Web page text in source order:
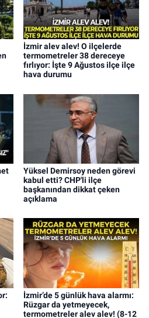
İzmir alev alev! O ilçelerde
termometreler 38 dereceye
fırlıyor: İşte 9 Ağustos ilçe ilçe
hava durumu
Yüksel Demirsoy neden görevi
kabul etti? CHP'li ilçe
başkanından dikkat çeken
açıklama
İzmir’de 5 günlük hava alarmı:
Rüzgar da yetmeyecek,
termometreler alev alev! (8-12